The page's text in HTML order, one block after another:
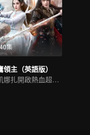
集
領主（英語版）
許凱娜扎開啟熱血超凡世界